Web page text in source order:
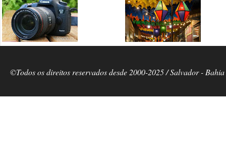
©Todos os direitos reservados desde 2000-2025 / Salvador -